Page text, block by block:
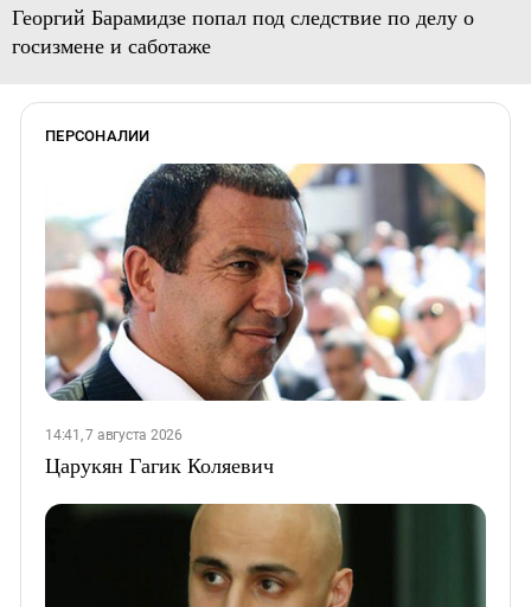
Георгий Барамидзе попал под следствие по делу о
госизмене и саботаже
ПЕРСОНАЛИИ
14:41, 7 августа 2026
Царукян Гагик Коляевич